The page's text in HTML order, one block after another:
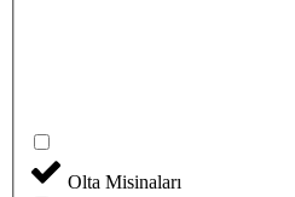
Olta Misinaları